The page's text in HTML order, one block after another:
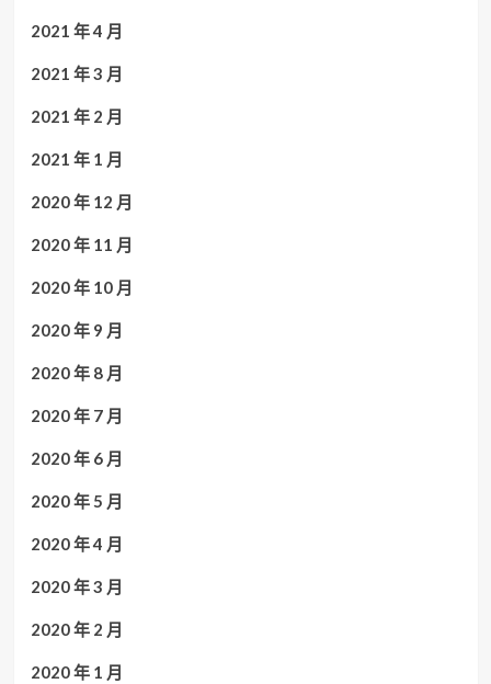
2021 年 4 月
2021 年 3 月
2021 年 2 月
2021 年 1 月
2020 年 12 月
2020 年 11 月
2020 年 10 月
2020 年 9 月
2020 年 8 月
2020 年 7 月
2020 年 6 月
2020 年 5 月
2020 年 4 月
2020 年 3 月
2020 年 2 月
2020 年 1 月